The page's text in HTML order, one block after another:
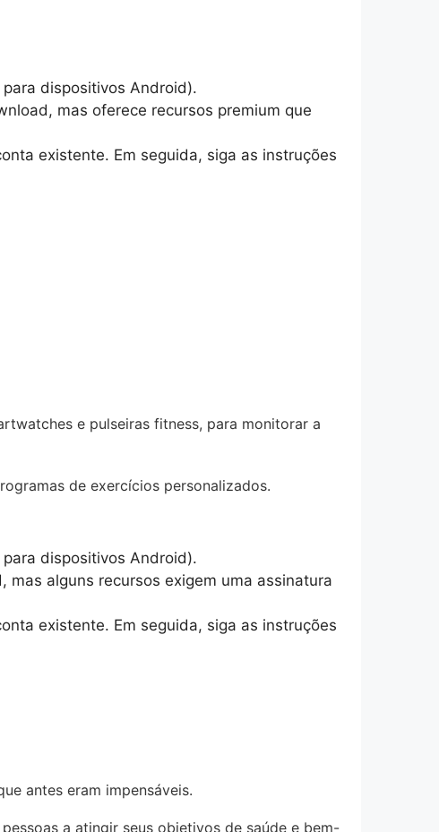
dispositivos Android).
mas oferece recursos premium que
existente. Em seguida, siga as instruções
e pulseiras fitness, para monitorar a
de exercícios personalizados.
dispositivos Android).
mas alguns recursos exigem uma assinatura
existente. Em seguida, siga as instruções
antes eram impensáveis.
a atingir seus objetivos de saúde e bem-